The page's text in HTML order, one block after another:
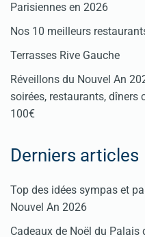
Parisiennes en 2026
Nos 10 meilleurs
Terrasses Rive Gauche
Réveillons du Nouvel An
soirées, restaurants, dîners
100€
Derniers articles
Top des idées sympas et
Nouvel An 2026
Cadeaux de Noël du Palais